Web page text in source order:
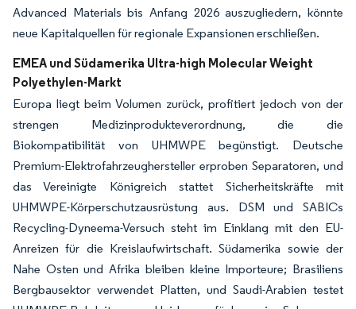
Advanced Materials bis Anfang 2026 auszugliedern, könnte
neue Kapitalquellen für regionale Expansionen erschließen.
EMEA und Südamerika Ultra-high Molecular Weight
Polyethylen-Markt
Europa liegt beim Volumen zurück, profitiert jedoch von der
strengen Medizinprodukteverordnung, die die
Biokompatibilität von UHMWPE begünstigt. Deutsche
Premium-Elektrofahrzeughersteller erproben Separatoren, und
das Vereinigte Königreich stattet Sicherheitskräfte mit
UHMWPE-Körperschutzausrüstung aus. DSM und SABICs
Recycling-Dyneema-Versuch steht im Einklang mit den EU-
Anreizen für die Kreislaufwirtschaft. Südamerika sowie der
Nahe Osten und Afrika bleiben kleine Importeure; Brasiliens
Bergbausektor verwendet Platten, und Saudi-Arabien testet